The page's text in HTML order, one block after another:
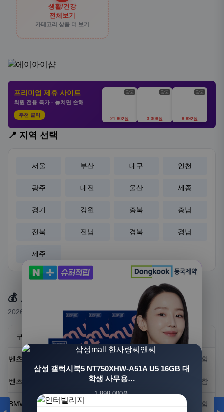
생활/건강
전체보기
카테고리 상품 더 보기
프리미엄 제휴 사이트
회원 전용 특가 · 놓치면 손해
추천 클릭
광고
21,802원
광고
3,308원
광고
8,892원
📍 지역 선택
서울 부산 대구 인천
광주 대전 울산 세종
경기 강원 충북 충남
전북 전남 경북 경남
제주
💰 요금 안내
2026년 기준 예상 요금 (실제 요금은 상담 시 확정)
구분 요금
벤츠 E클래스 (반일) 기사 포함
벤츠 S클래스 (반일) 500,000~800,000원 기사 포함
BMW 7시리즈 (반일) 기사 포함
삼성 갤럭시북5 NT750XHW-A51A U5 16GB 대
학생 사무용…
1,999,000원